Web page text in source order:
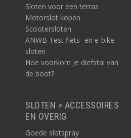
Sloten voor een terras
Motorslot kopen
Scootersloten
ANWB Test fiets- en e-bike
sloten
Hoe voorkom je diefstal van
de boot?
SLOTEN > ACCESSOIRES
EN OVERIG
Goede slotspray